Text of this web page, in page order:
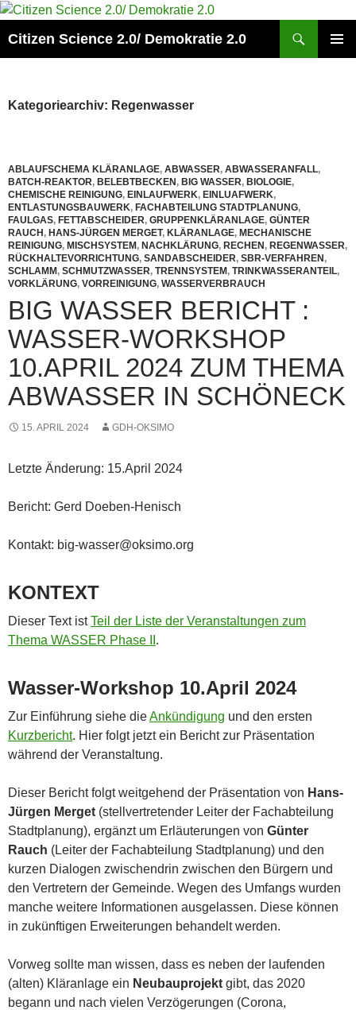
Zum
springen
Citizen Science 2.0/ Demokratie 2.0
Kategoriearchiv: Regenwasser
ABLAUFSCHEMA KLÄRANLAGE, ABWASSER, ABWASSERANFALL,
BATCH-REAKTOR, BELEBTBECKEN, BIG WASSER, BIOLOGIE,
CHEMISCHE REINIGUNG, EINLAUFWERK, EINLUAFWERK,
ENTLASTUNGSBAUWERK, FACHABTEILUNG STADTPLANUNG,
FAULGAS, FETTABSCHEIDER, GRUPPENKLÄRANLAGE, GÜNTER
RAUCH, HANS-JÜRGEN MERGET, KLÄRANLAGE, MECHANISCHE
REINIGUNG, MISCHSYSTEM, NACHKLÄRUNG, RECHEN, REGENWASSER,
RÜCKHALTEVORRICHTUNG, SANDABSCHEIDER, SBR-VERFAHREN,
SCHLAMM, SCHMUTZWASSER, TRENNSYSTEM, TRINKWASSERANTEIL,
VORKLÄRUNG, VORREINIGUNG, WASSERVERBRAUCH
BIG WASSER BERICHT :
WASSER-WORKSHOP
10.APRIL 2024 ZUM THEMA
ABWASSER IN SCHÖNECK
15. APRIL 2024 GDH-OKSIMO
Letzte Änderung: 15.April 2024
Bericht: Gerd Doeben-Henisch
Kontakt: big-wasser@oksimo.org
KONTEXT
Dieser Text istTeil der Liste der Veranstaltungen zum
Thema WASSER Phase II .
Wasser-Workshop 10.April 2024
Zur Einführung siehe dieAnkündigung und den ersten
Kurzbericht. Hier folgt jetzt ein Bericht zur Präsentation
während der Veranstaltung.
Dieser Bericht folgt weitgehend der Präsentation von Hans-
Jürgen Merget (stellvertretender Leiter der Fachabteilung
Stadtplanung), ergänzt um Erläuterungen von Günter
Rauch (Leiter der Fachabteilung Stadtplanung) und den
kurzen Dialogen zwischendrin zwischen den Bürgern und
den Vertretern der Gemeinde. Wegen des Umfangs wurden
manche weitere Informationen ausgelassen. Diese können
in zukünftigen Erweiterungen behandelt werden.
Vorweg sollte man wissen, dass es neben der laufenden
(alten) Kläranlage ein Neubauprojekt gibt, das 2020
begann und nach vielen Verzögerungen (Corona,